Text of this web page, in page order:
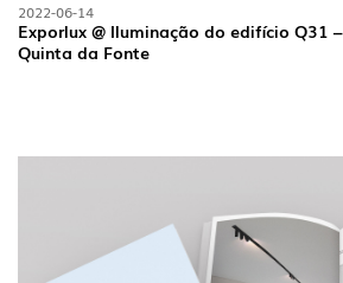
2022-06-14
Exporlux @ Iluminação do edifício Q31 –
Quinta da Fonte